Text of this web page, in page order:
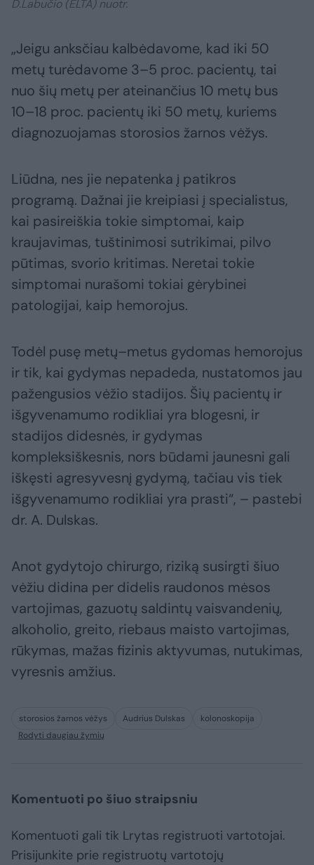
D.Labučio (ELTA) nuotr.
„Jeigu anksčiau kalbėdavome, kad iki 50
metų turėdavome 3–5 proc. pacientų, tai
nuo šių metų per ateinančius 10 metų bus
10–18 proc. pacientų iki 50 metų, kuriems
diagnozuojamas storosios žarnos vėžys.
Liūdna, nes jie nepatenka į patikros
programą. Dažnai jie kreipiasi į specialistus,
kai pasireiškia tokie simptomai, kaip
kraujavimas, tuštinimosi sutrikimai, pilvo
pūtimas, svorio kritimas. Neretai tokie
simptomai nurašomi tokiai gėrybinei
patologijai, kaip hemorojus.
Todėl pusę metų–metus gydomas hemorojus
ir tik, kai gydymas nepadeda, nustatomos jau
pažengusios vėžio stadijos. Šių pacientų ir
išgyvenamumo rodikliai yra blogesni, ir
stadijos didesnės, ir gydymas
kompleksiškesnis, nors būdami jaunesni gali
iškęsti agresyvesnį gydymą, tačiau vis tiek
išgyvenamumo rodikliai yra prasti“, – pastebi
dr. A. Dulskas.
Anot gydytojo chirurgo, riziką susirgti šiuo
vėžiu didina per didelis raudonos mėsos
vartojimas, gazuotų saldintų vaisvandenių,
alkoholio, greito, riebaus maisto vartojimas,
rūkymas, mažas fizinis aktyvumas, nutukimas,
vyresnis amžius.
storosios žarnos vėžys Audrius Dulskas
kolonoskopija
Rodyti daugiau žymių
Komentuoti po šiuo straipsniu
Komentuoti gali tik Lrytas registruoti vartotojai.
Prisijunkite prie registruotų vartotojų